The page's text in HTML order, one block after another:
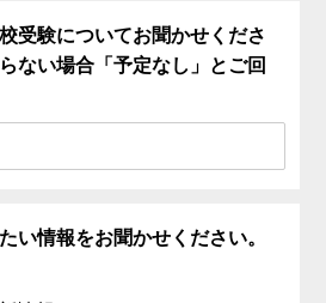
受験についてお聞かせくださ
ない場合「予定なし」とご回
い情報をお聞かせください。